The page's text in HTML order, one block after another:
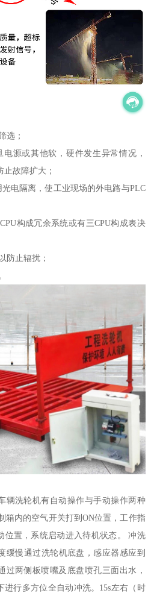
选；
源或其他软，硬件发生异常情况，
故障扩大；
电隔离，使工业现场的外电路与PLC
构成冗余系统或有三CPU构成表决
防止辐扰；
辆洗轮机有自动操作与手动操作两种
箱内的空气开关打到ON位置，工作指
位置，系统启动进入待机状态。 冲洗
缓慢通过洗轮机底盘，感应器感应到
过两侧板喷嘴及底盘喷孔三面出水，
进行多方位全自动冲洗。15s左右（时